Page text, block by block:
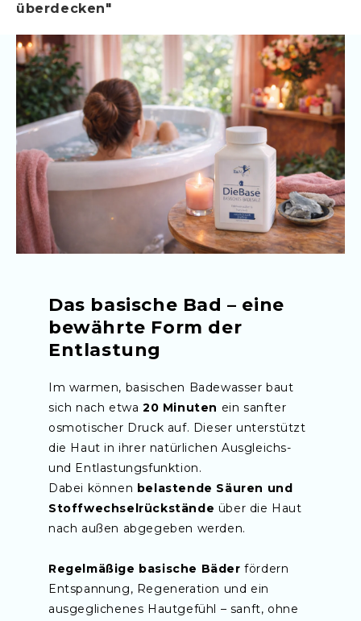
überdecken"
Das basische Bad – eine
bewährte Form der
Entlastung
Im warmen, basischen Badewasser baut
sich nach etwa 20 Minuten ein sanfter
osmotischer Druck auf. Dieser unterstützt
die Haut in ihrer natürlichen Ausgleichs-
und Entlastungsfunktion.
Dabei können belastende Säuren und
Stoffwechselrückstände über die Haut
nach außen abgegeben werden.
Regelmäßige basische Bäder fördern
Entspannung, Regeneration und ein
ausgeglichenes Hautgefühl – sanft, ohne